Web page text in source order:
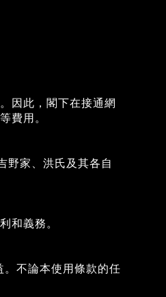
因此，閣下在接通網
費用。
野家、洪氏及其各自
和義務。
不論本使用條款的任